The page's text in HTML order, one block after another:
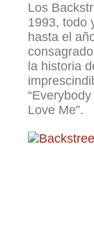
Los
1993, todo
hasta el
la historia
Love Me”.